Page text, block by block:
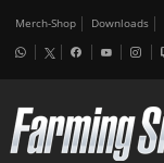
Merch-Shop Downloads